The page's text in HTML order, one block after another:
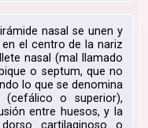
nasal se unen y
el centro de la nariz
nasal (mal llamado
o septum, que no
lo que se denomina
o superior),
entre huesos, y la